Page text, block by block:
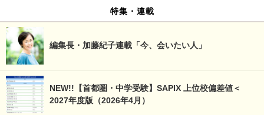
特集・連載
編集長・加藤紀子連載「今、会いたい人」
NEW!!【首都圏・中学受験】SAPIX 上位校偏差値＜
2027年度版（2026年4月）